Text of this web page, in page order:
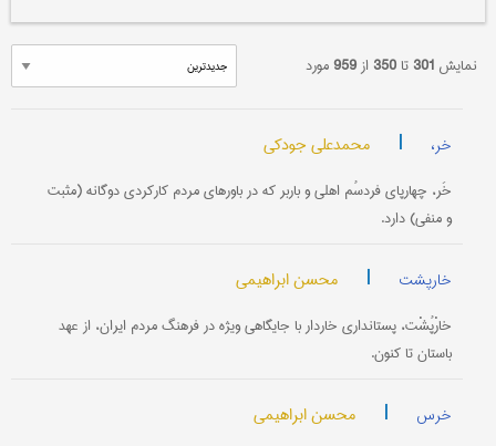
نمایش 301 تا350 از959مورد
خر، | محمدعلی جودکی
خَر، چهارپای فردسُم اهلی و باربر که در باورهای مردم کارکردی دوگانه (مثبت
و منفی) دارد.
خارپشت | محسن ابراهیمی
خارْپُشْت، پستانداری خاردار با جایگاهی ویژه در فرهنگ مردم ایران، از عهد
باستان تا کنون.
خرس | محسن ابراهیمی